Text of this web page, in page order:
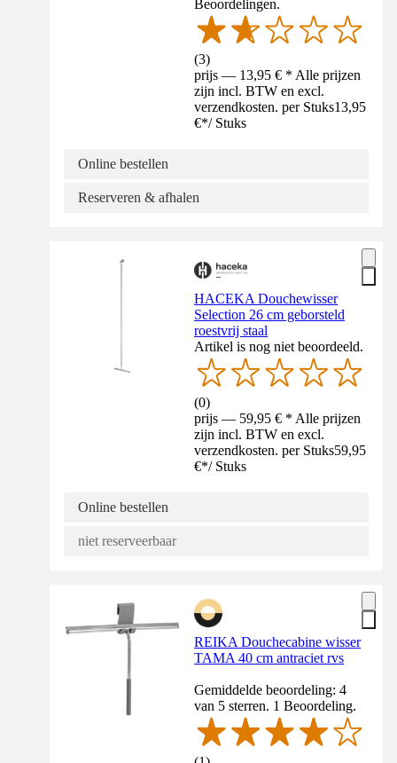
Beoordelingen.
(3)
prijs — 13,95 € * Alle prijzen
zijn incl. BTW en excl.
verzendkosten. per Stuks13,95
€*/ Stuks
Online bestellen
Reserveren & afhalen
HACEKA Douchewisser
Selection 26 cm geborsteld
roestvrij staal
Artikel is nog niet beoordeeld.
(0)
prijs — 59,95 € * Alle prijzen
zijn incl. BTW en excl.
verzendkosten. per Stuks59,95
€*/ Stuks
Online bestellen
niet reserveerbaar
REIKA Douchecabine wisser
TAMA 40 cm antraciet rvs
Gemiddelde beoordeling: 4
van 5 sterren. 1 Beoordeling.